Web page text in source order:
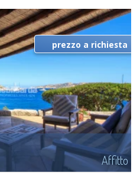
Affitto
prezzo a richiesta